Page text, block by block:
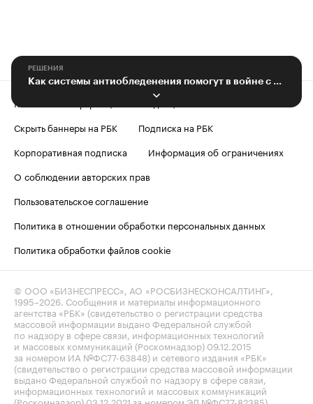
РЕШЕНИЯ
Как системы антиобледенения помогут в войне с наледью
Контактная информация
Скрыть баннеры на РБК
Подписка на РБК
Корпоративная подписка
Информация об ограничениях
О соблюдении авторских прав
Пользовательское соглашение
Политика в отношении обработки персональных данных
Политика обработки файлов cookie
© ООО «БИЗНЕСПРЕСС», АО «РОСБИЗНЕСКОНСАЛТИНГ»,
1995–2026. Сообщения и материалы информационного
агентства «РБК» (свидетельство о регистрации средства
массовой информации выдано Федеральной службой
по надзору в сфере связи, информационных технологий
и массовых коммуникаций (Роскомнадзор) 09.12.2015
за номером ИА №ФС77-63848) и сетевого издания «РБК»
(свидетельство о регистрации средства массовой информации
выдано Федеральной службой по надзору в сфере связи,
информационных технологий и массовых коммуникаций